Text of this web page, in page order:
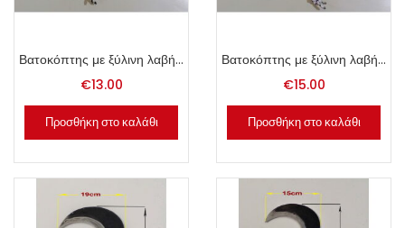
Βατοκόπτης με ξύλινη λαβή 28cm.
€13.00
Προσθήκη στο καλάθι
Βατοκόπτης με ξύλινη λαβή 33cm.
€15.00
Προσθήκη στο καλάθι